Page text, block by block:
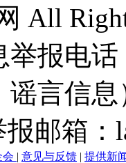
All
举报电
谣言信
报邮箱
会 | 意见与反馈 | 提供新